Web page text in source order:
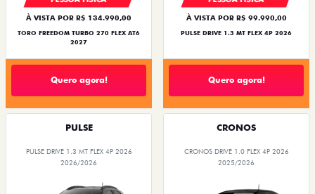
À VISTA POR R$ 134.990,00
TORO FREEDOM TURBO 270 FLEX AT6
2027
Quero agora!
À VISTA POR R$ 99.990,00
PULSE DRIVE 1.3 MT FLEX 4P 2026
Quero agora!
PULSE
PULSE DRIVE 1.3 MT FLEX 4P 2026
2026/2026
CRONOS
CRONOS DRIVE 1.0 FLEX 4P 2026
2025/2026